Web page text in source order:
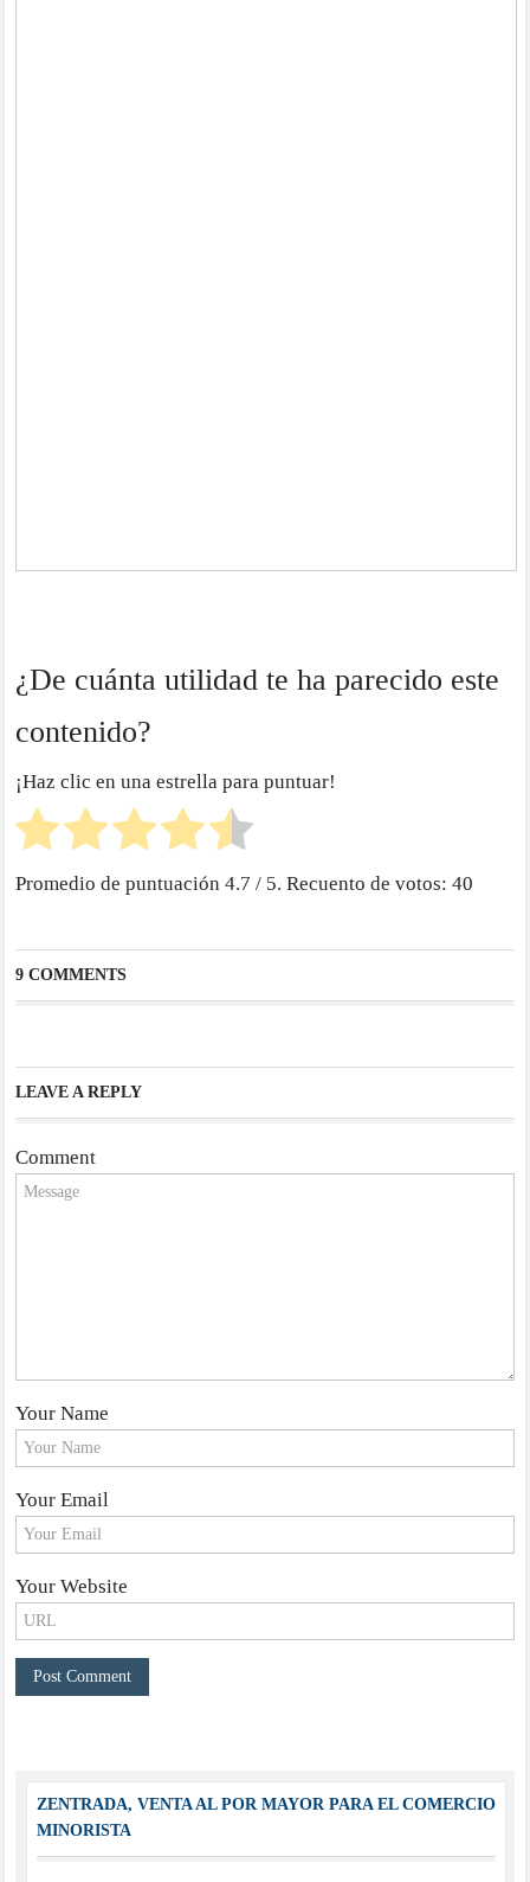
¿De cuánta utilidad te ha parecido este
contenido?
¡Haz clic en una estrella para puntuar!
Promedio de puntuación4.7 / 5. Recuento de votos:40
9 COMMENTS
LEAVE A REPLY
Comment
Your Name
Your Email
Your Website
ZENTRADA, VENTA AL POR MAYOR PARA EL COMERCIO
MINORISTA